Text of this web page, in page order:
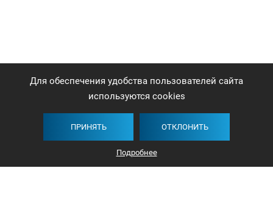
Для обеспечения удобства пользователей сайта
используются cookies
ПРИНЯТЬ ОТКЛОНИТЬ
Подробнее